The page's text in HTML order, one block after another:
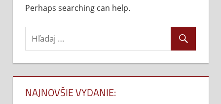
Perhaps searching can help.
NAJNOVŠIE VYDANIE: